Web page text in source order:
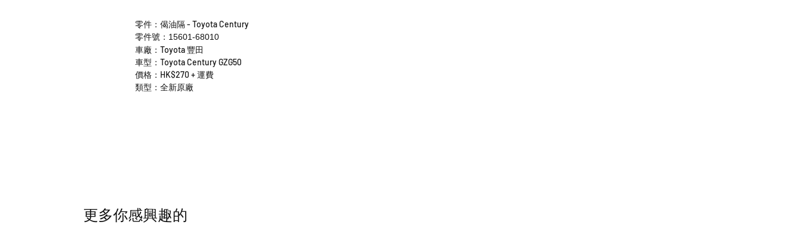
零件：偈油隔 - Toyota Century
零件號：15601-68010
車廠：Toyota 豐田
車型：Toyota Century GZG50
價格：HK$270 + 運費
類型：全新原廠
​更多你感興趣的